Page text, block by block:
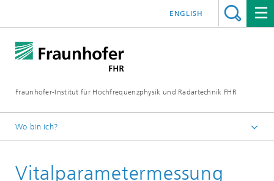
Fraunhofer-Institut für Hochfrequenzphysik und Radartechnik FHR
ENGLISH
Wo bin ich?
Gesundheit, Umwelt & Nachhaltigkeit
Vitalparametermessung